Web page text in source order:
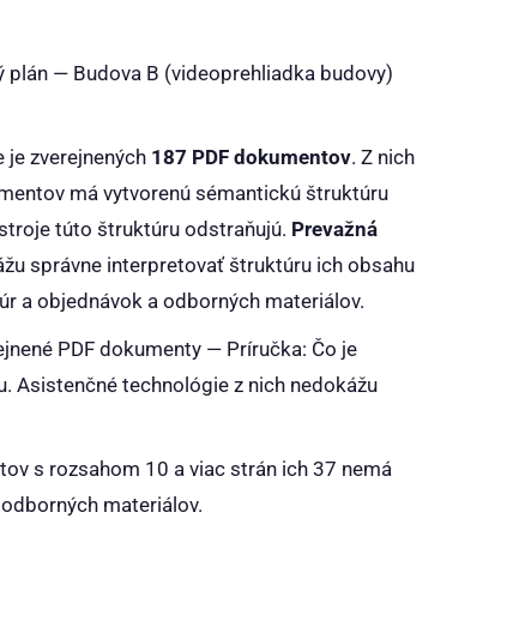
plán — Budova B (videoprehliadka budovy)
zverejnených 187 PDF dokumentov. Z nich
má vytvorenú sémantickú štruktúru
túto štruktúru odstraňujú. Prevažná
správne interpretovať štruktúru ich obsahu
a objednávok a odborných materiálov.
PDF dokumenty — Príručka: Čo je
Asistenčné technológie z nich nedokážu
s rozsahom 10 a viac strán ich 37 nemá
materiálov.